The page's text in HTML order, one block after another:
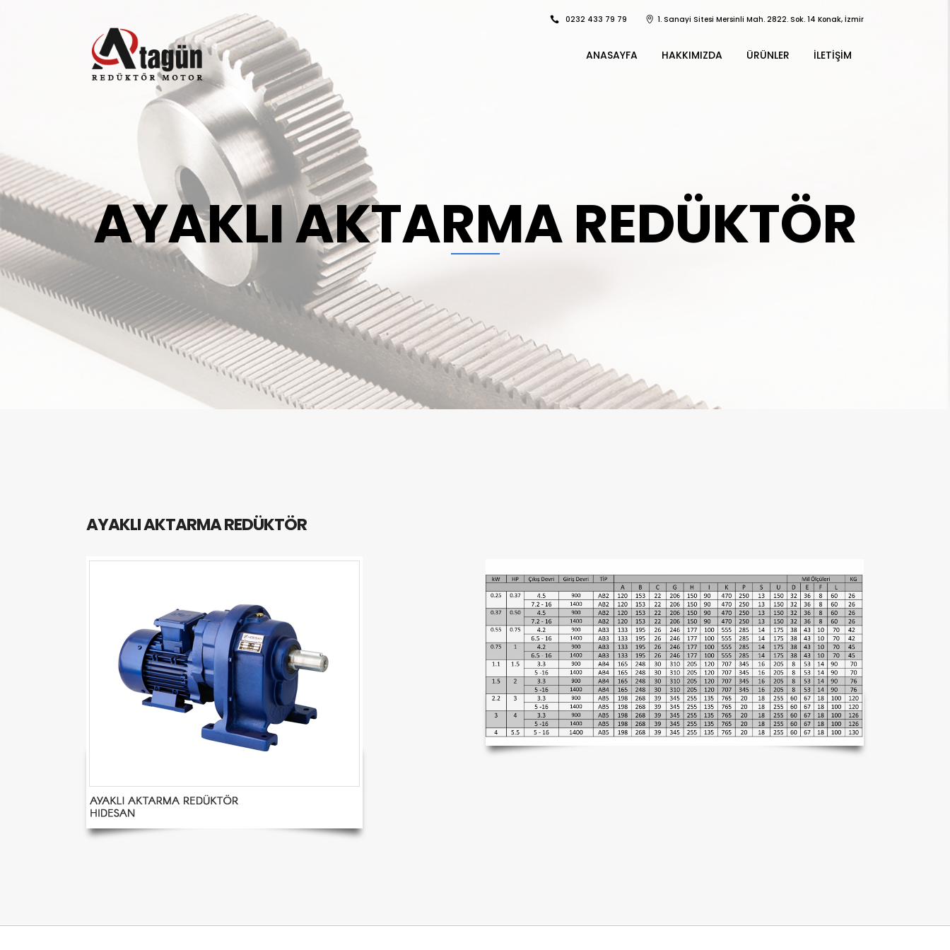
0232 433 79 79 1. Sanayi Sitesi Mersinli Mah. 2822. Sok. 14 Konak, İzmir
ANASAYFA HAKKIMIZDA ÜRÜNLER İLETIŞIM
AYAKLI AKTARMA REDÜKTÖR
AYAKLI AKTARMA REDÜKTÖR